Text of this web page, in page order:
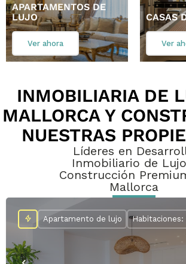
APARTAMENTOS DE
LUJO
Ver ahora
CASAS
Ver
INMOBILIARIA DE
MALLORCA Y
NUESTRAS
Líderes en
Inmobiliario de
Construcción
Mallorca
Apartamento de lujo Habitaciones: